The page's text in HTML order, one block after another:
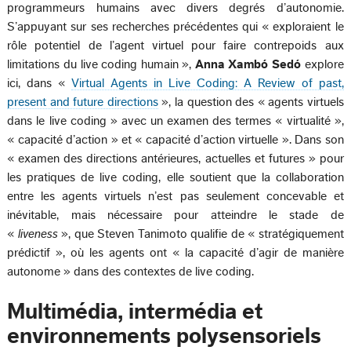
programmeurs humains avec divers degrés d’autonomie.
S’appuyant sur ses recherches précédentes qui « exploraient le
rôle potentiel de l’agent virtuel pour faire contrepoids aux
limitations du live coding humain », Anna Xambó Sedó explore
ici, dans «Virtual Agents in Live Coding: A Review of past,
present and future directions», la question des « agents virtuels
dans le live coding » avec un examen des termes « virtualité »,
« capacité d’action » et « capacité d’action virtuelle ». Dans son
« examen des directions antérieures, actuelles et futures » pour
les pratiques de live coding, elle soutient que la collaboration
entre les agents virtuels n’est pas seulement concevable et
inévitable, mais nécessaire pour atteindre le stade de
« liveness», que Steven Tanimoto qualifie de « stratégiquement
prédictif », où les agents ont « la capacité d’agir de manière
autonome » dans des contextes de live coding.
Multimédia, intermédia et
environnements polysensoriels